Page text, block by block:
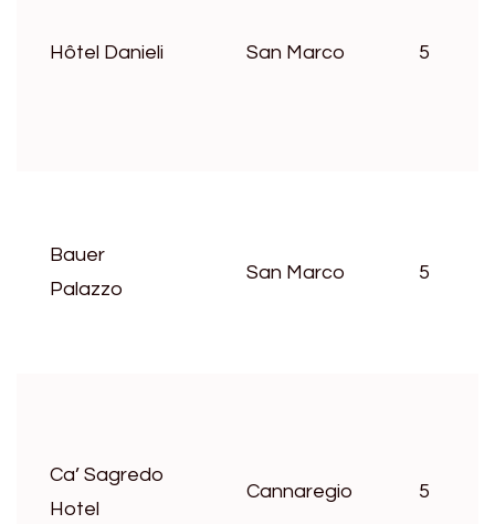
Hôtel Danieli San Marco 5
Bauer
Palazzo
San Marco 5
Ca’ Sagredo
Hotel
Cannaregio 5